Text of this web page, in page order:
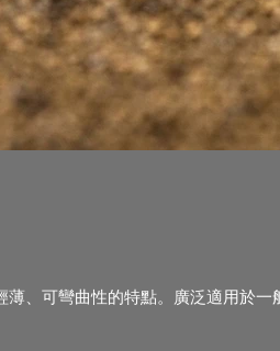
、可彎曲性的特點。廣泛適用於一